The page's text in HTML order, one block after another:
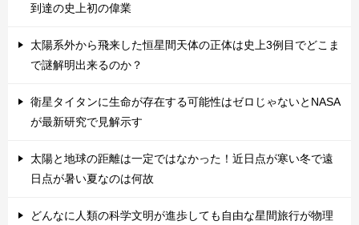
到達の史上初の偉業
太陽系外から飛来した恒星間天体の正体は史上3例目でどこま
で謎解明出来るのか？
衛星タイタンに生命が存在する可能性はゼロじゃないとNASA
が最新研究で見解示す
太陽と地球の距離は一定ではなかった！近日点が寒い冬で遠
日点が暑い夏なのは何故
どんなに人類の科学文明が進歩しても自由な星間旅行が物理